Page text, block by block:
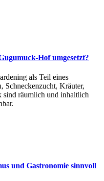
Hof umgesetzt?
als Teil eines
Schneckenzucht, Kräuter,
sind räumlich und inhaltlich
und Gastronomie sinnvoll